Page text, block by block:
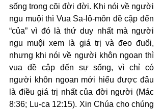
sống trong cõi đời đời. Khi nói về người
ngu muội thì Vua Sa-lô-môn đề cập đến
“của” vì đó là thứ duy nhất mà người
ngu muội xem là giá trị và đeo đuổi,
nhưng khi nói về người khôn ngoan thì
vua đề cập đến sự sống, vì chỉ có
người khôn ngoan mới hiểu được đâu
là điều giá trị nhất của đời người (Mác
8:36; Lu-ca 12:15). Xin Chúa cho chúng